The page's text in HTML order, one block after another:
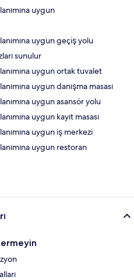
uygun
uygun geçiş yolu
sunulur
uygun ortak tuvalet
uygun danışma masası
uygun asansör yolu
uygun kayıt masası
uygun iş merkezi
uygun restoran